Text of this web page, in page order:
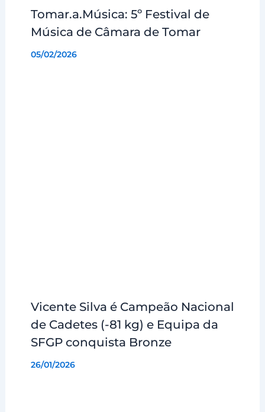
Tomar.a.Música: 5º Festival de
Música de Câmara de Tomar
05/02/2026
Vicente Silva é Campeão Nacional
de Cadetes (-81 kg) e Equipa da
SFGP conquista Bronze
26/01/2026